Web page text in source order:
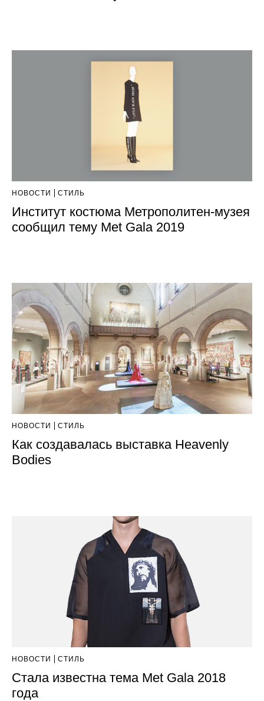
НОВОСТИ СТИЛЬ
Институт костюма Метрополитен-музея
сообщил тему Met Gala 2019
НОВОСТИ СТИЛЬ
Как создавалась выставка Heavenly
Bodies
НОВОСТИ СТИЛЬ
Стала известна тема Met Gala 2018
года